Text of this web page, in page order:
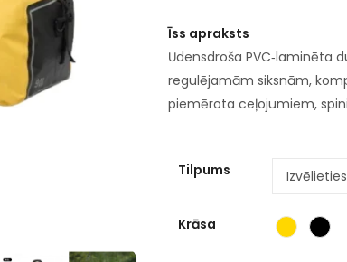
Īss apraksts
Ūdensdroša PVC‑laminēta
regulējamām siksnām,
piemērota ceļojumiem,
Tilpums
Krāsa